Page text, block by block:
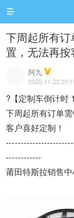

下周起所有
置，无法再按
阿九
2025-11-22
?【定制车倒计时
下周起所有订单
客户喜好定制！
------------
莆田特斯拉销售中